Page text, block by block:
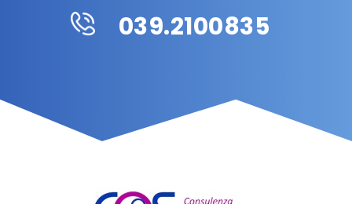
039.2100835